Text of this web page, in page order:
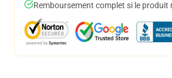
Remboursement complet si le produit